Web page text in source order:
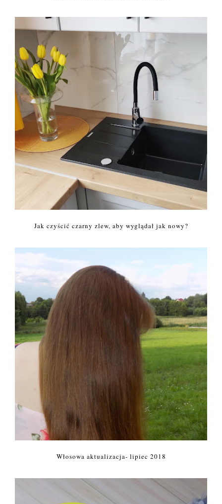
Jak czyścić czarny zlew, aby wyglądał jak nowy?
Włosowa aktualizacja- lipiec 2018